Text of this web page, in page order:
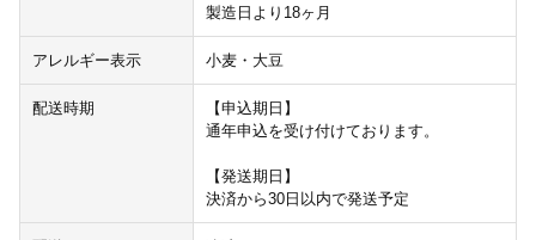
製造日より18ヶ月
アレルギー表示 小麦・大豆
配送時期
【申込期日】
通年申込を受け付けております。
【発送期日】
決済から30日以内で発送予定